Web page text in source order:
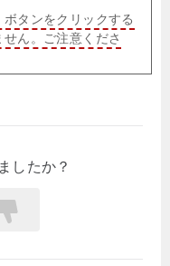
ボタンをクリックする
せん。ご注意くださ
したか？